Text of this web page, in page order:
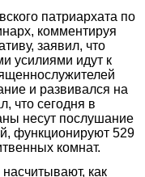
патриархата по
комментируя
заявил, что
усилиями идут к
и развивался на
что сегодня в
несут послушание
функционируют 529
комнат.
как